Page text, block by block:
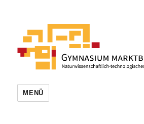
MENÜ